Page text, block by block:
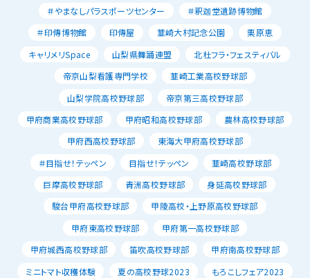
＃やまなしパラスポーツセンター
＃釈迦堂遺跡博物館
＃印傳博物館
印傳屋 韮崎大村記念公園
栗原恵
キャリメリSpace
山梨県舞踊連盟
北杜フラ・フェスティバル
帝京山梨看護専門学校
韮崎工業高校野球部
山梨学院高校野球部
帝京第三高校野球部
甲府商業高校野球部
甲府昭和高校野球部
農林高校野球部
甲府西高校野球部
東海大甲府高校野球部
＃目指せ！テッペン
目指せ！テッペン
韮崎高校野球部
巨摩高校野球部
青洲高校野球部
身延高校野球部
駿台甲府高校野球部
甲陵高校・上野原高校野球部
甲府東高校野球部
甲府第一高校野球部
甲府城西高校野球部
笛吹高校野球部
甲府南高校野球部
ミニトマト収穫体験
夏の高校野球2023
もろこしフェア2023